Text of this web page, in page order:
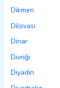
Dikmen
Dilovası
Dinar
Divriği
Diyadin